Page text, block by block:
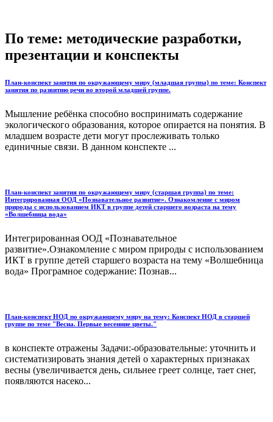
По теме: методические разработки,
презентации и конспекты
План-конспект занятия по окружающему миру (младшая группа) по теме: Конспект
занятия по развитию речи во второй младшей группе.
Мышление ребёнка способно воспринимать содержание
экологического образования, которое опирается на понятия. В
младшем возрасте дети могут прослеживать только
единичные связи. В данном конспекте ...
План-конспект занятия по окружающему миру (старшая группа) по теме:
Интегрированная ООД «Познавательное развитие». Ознакомление с миром
природы с использованием ИКТ в группе детей старшего возраста на тему
«Волшебница вода»
Интегрированная ООД «Познавательное
развитие».Ознакомление с миром природы с использованием
ИКТ в группе детей старшего возраста на тему «Волшебница
вода» Програмное содержание: Познав...
План-конспект НОД по окружающему миру на тему: Конспект НОД в старшей
группе по теме "Весна. Первые весенние цветы."
в конспекте отражены Задачи:-образовательные: уточнить и
систематизировать знания детей о характерных признаках
весны (увеличивается день, сильнее греет солнце, тает снег,
появляются насеко...